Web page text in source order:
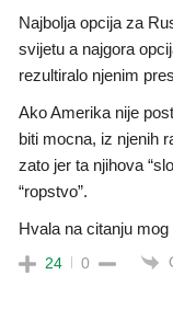
Najbolja opcija za
svijetu a najgora
rezultiralo njenim
Ako Amerika nije
biti mocna, iz njenih
zato jer ta njihova
“ropstvo”.
Hvala na citanju mog
24 0